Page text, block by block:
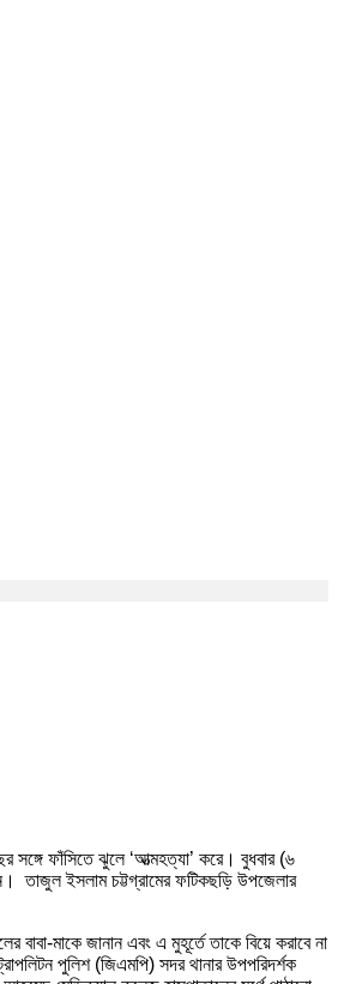
সঙ্গে ফাঁসিতে ঝুলে ‘আত্মহত্যা’ করে। বুধবার (৬
তাজুল ইসলাম চট্টগ্রামের ফটিকছড়ি উপজেলার
মাকে জানান এবং এ মুহূর্তে তাকে বিয়ে করাবে না
পুলিশ (জিএমপি) সদর থানার উপপরিদর্শক